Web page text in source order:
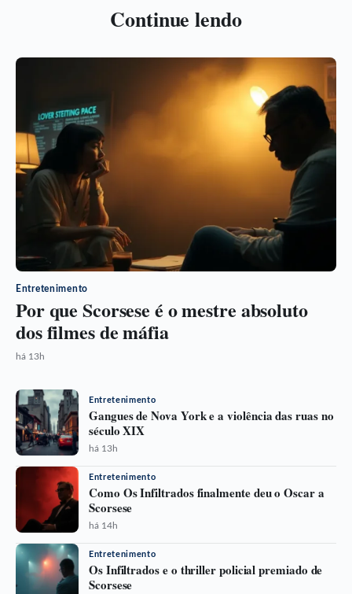
Continue lendo
Entretenimento
Por que Scorsese é o mestre absoluto
dos filmes de máfia
há 13h
Entretenimento
Gangues de Nova York e a violência das ruas no
século XIX
há 13h
Entretenimento
Como Os Infiltrados finalmente deu o Oscar a
Scorsese
há 14h
Entretenimento
Os Infiltrados e o thriller policial premiado de
Scorsese